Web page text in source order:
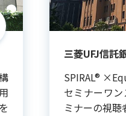
三菱UFJ信託
SPIRAL®
セミナーワ
ミナーの視聴